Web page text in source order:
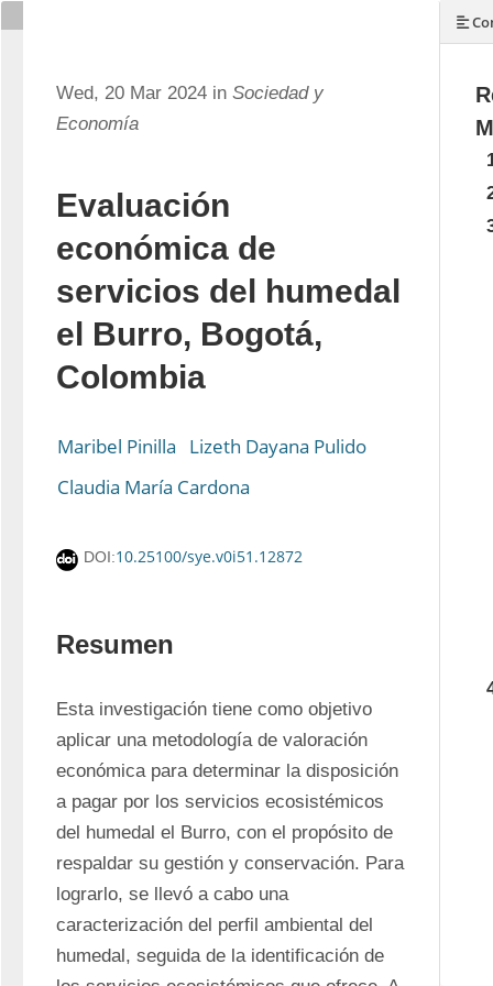
Wed, 20 Mar 2024 in Sociedad y
Economía
Evaluación
económica de
servicios del humedal
el Burro, Bogotá,
Colombia
Maribel Pinilla
Lizeth Dayana Pulido
Claudia María Cardona
DOI:10.25100/sye.v0i51.12872
Resumen
Esta investigación tiene como objetivo
aplicar una metodología de valoración
económica para determinar la disposición
a pagar por los servicios ecosistémicos
del humedal el Burro, con el propósito de
respaldar su gestión y conservación. Para
lograrlo, se llevó a cabo una
caracterización del perfil ambiental del
humedal, seguida de la identificación de